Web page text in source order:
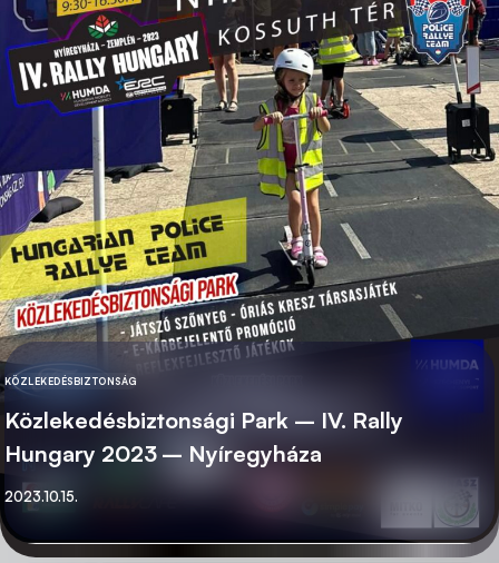
KATEGÓRIA
KÖZLEKEDÉSBIZTONSÁG
Közlekedésbiztonsági Park – IV. Rally
Hungary 2023 – Nyíregyháza
Közzétett
2023.10.15.